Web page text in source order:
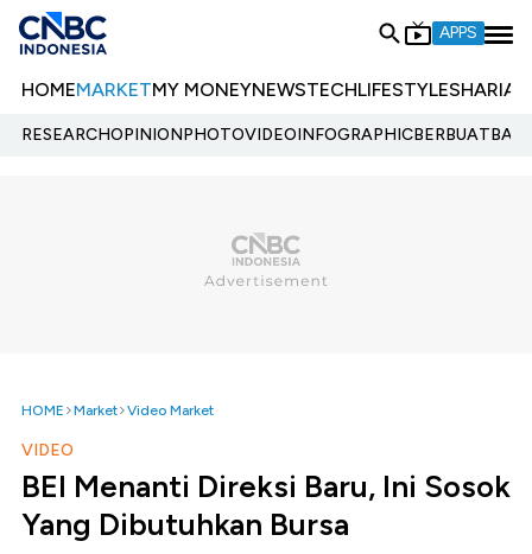
APPS
HOMEMARKETMY MONEYNEWSTECHLIFESTYLESHARIA
RESEARCHOPINIONPHOTOVIDEOINFOGRAPHIC
HOME Market Video Market
VIDEO
BEI Menanti Direksi Baru, Ini Sosok
Yang Dibutuhkan Bursa